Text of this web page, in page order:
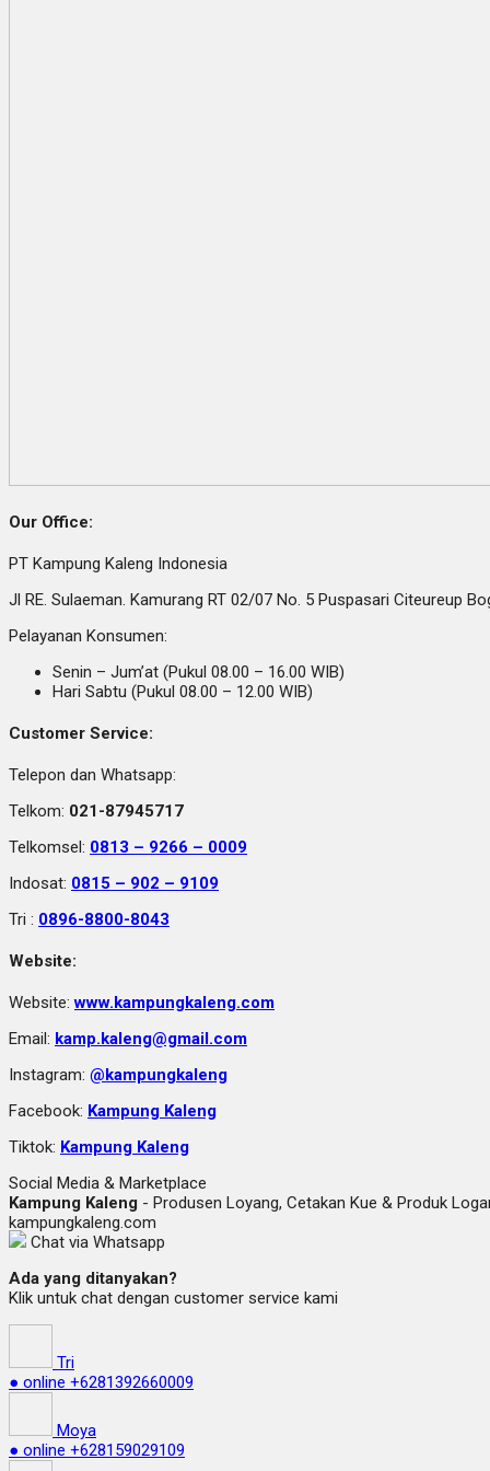
Our Office:
PT Kampung Kaleng Indonesia
Jl RE. Sulaeman. Kamurang RT 02/07 No. 5 Puspasari Citeureup
Pelayanan Konsumen:
Senin – Jum’at (Pukul 08.00 – 16.00 WIB)
Hari Sabtu (Pukul 08.00 – 12.00 WIB)
Customer Service:
Telepon dan Whatsapp:
Telkom: 021-87945717
Telkomsel: 0813 – 9266 – 0009
Indosat: 0815 – 902 – 9109
Tri : 0896-8800-8043
Website:
Website:www.kampungkaleng.com
Email: kamp.kaleng@gmail.com
Instagram: @kampungkaleng
Facebook: Kampung Kaleng
Tiktok: Kampung Kaleng
Social Media & Marketplace
Kampung Kaleng - Produsen Loyang, Cetakan Kue & Produk
kampungkaleng.com
Chat via Whatsapp
Ada yang ditanyakan?
Klik untuk chat dengan customer service kami
Tri
● online +6281392660009
Moya
● online +628159029109